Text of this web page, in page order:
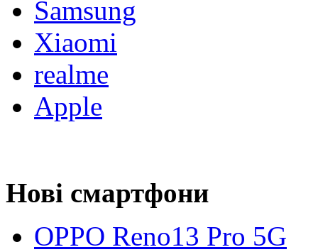
Samsung
Xiaomi
realme
Apple
Нові смартфони
OPPO Reno13 Pro 5G